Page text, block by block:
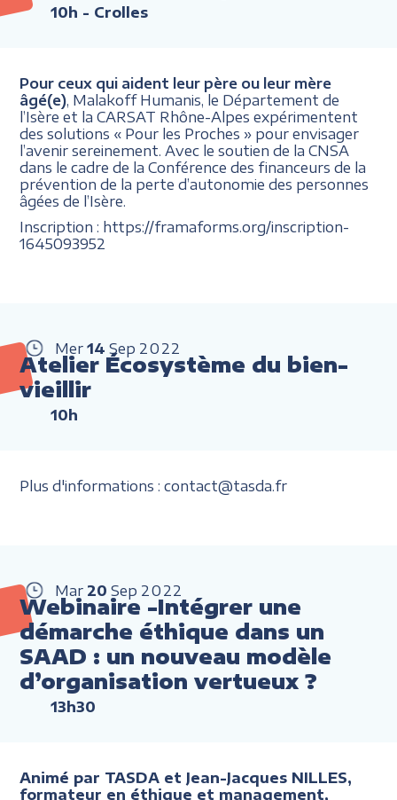
10h - Crolles
Pour ceux qui aident leur père ou leur mère
âgé(e) , Malakoff Humanis, le Département de
l’Isère et la CARSAT Rhône-Alpes expérimentent
des solutions « Pour les Proches » pour envisager
l’avenir sereinement. Avec le soutien de la CNSA
dans le cadre de la Conférence des financeurs de la
prévention de la perte d’autonomie des personnes
âgées de l’Isère.
Inscription : https://framaforms.org/inscription-
1645093952
Mer 14 Sep 2022
Atelier Écosystème du bien-
vieillir
10h
Plus d'informations : contact@tasda.fr
Mar 20 Sep 2022
Webinaire -Intégrer une
démarche éthique dans un
SAAD : un nouveau modèle
d’organisation vertueux ?
13h30
Animé par TASDA et Jean-Jacques NILLES,
formateur en éthique et management,